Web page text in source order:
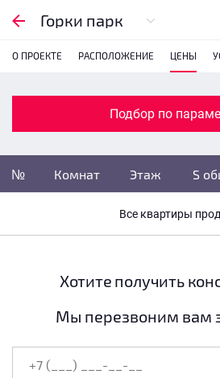
Горки парк
О ПРОЕКТЕ РАСПОЛОЖЕНИЕ ЦЕНЫ
Подбор по
№ Комнат Этаж S
Все квартиры
Подбор по параметрам
1
Убрать
S общаяХотите получить
Мы перезвоним вам